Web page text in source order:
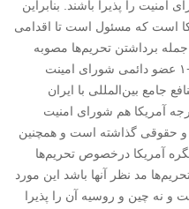
را پذیرا باشند. بنابراین
است که مسئول است تا اقدامی
برداشتن تحریم‌ها مصوبه
کنگره اثری نداشته باشد. کشورهای ۵+۱ عضو دائمی شورای امینت
جامع بین‌المللی با ایران
آمریکا هم شورای امنیت
و حقوقی گذاشته است و همچنین
کنگره آمریکا درخصوص تحریم‌ها
مد نظر آنها باشد این مورد
و نه چین و روسیه آن را پذیرا